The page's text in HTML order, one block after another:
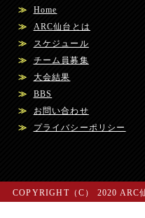
≫
Home
≫
ARC仙台とは
≫
スケジュール
≫
チーム員募集
≫
大会結果
≫
BBS
≫
お問い合わせ
≫
プライバシーポリシー
COPYRIGHT（C） 2020